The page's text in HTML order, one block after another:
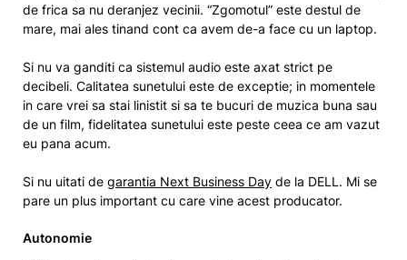
de frica sa nu deranjez vecinii. “Zgomotul” este destul de
mare, mai ales tinand cont ca avem de-a face cu un laptop.
Si nu va ganditi ca sistemul audio este axat strict pe
decibeli. Calitatea sunetului este de exceptie; in momentele
in care vrei sa stai linistit si sa te bucuri de muzica buna sau
de un film, fidelitatea sunetului este peste ceea ce am vazut
eu pana acum.
Si nu uitati de garantia Next Business Day de la DELL. Mi se
pare un plus important cu care vine acest producator.
Autonomie